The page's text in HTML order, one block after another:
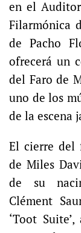
en el
Filarmónica
de Pacho
ofrecerá un
del Faro de
uno de los
de la escena
El cierre del
de Miles
de su
Clément
‘Toot